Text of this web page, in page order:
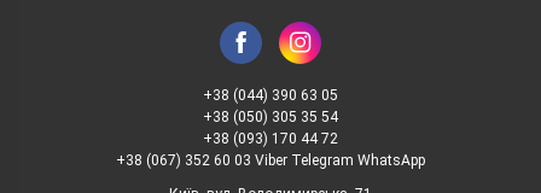
+38 (044) 390 63 05
+38 (050) 305 35 54
+38 (093) 170 44 72
+38 (067) 352 60 03 Viber Telegram WhatsApp